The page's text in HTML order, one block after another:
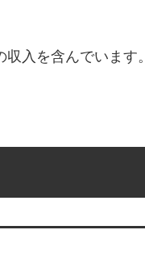
入を含んでいます。